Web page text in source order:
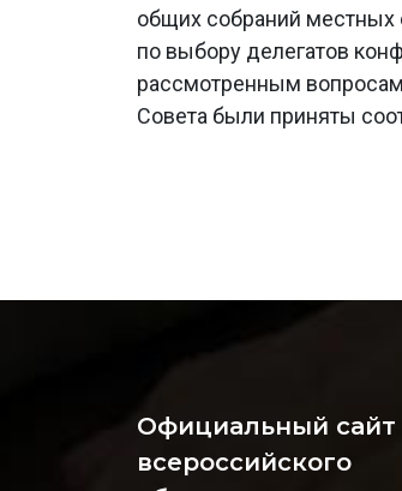
общих собраний местных
по выбору делегатов
рассмотренным
Совета были приняты
Официальный сайт
всероссийского